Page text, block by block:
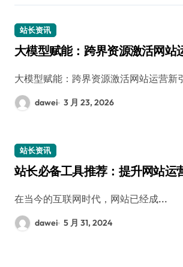
站长资讯
大模型赋能：跨界资源激活网站
大模型赋能：跨界资源激活网站运营新
dawei 3 月 23, 2026
站长资讯
站长必备工具推荐：提升网站运
在当今的互联网时代，网站已经成...
dawei 5 月 31, 2024